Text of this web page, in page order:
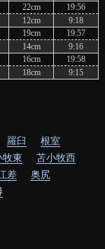
22cm
19:56
12cm
9:18
19cm
19:57
14cm
9:16
16cm
19:58
18cm 9:15
羅臼
根室
牧東
苫小牧西
差
奥尻